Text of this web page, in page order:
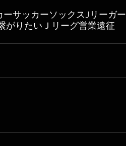
ーサッカーソックスJリーガー
がりたい Ｊリーグ営業遠征